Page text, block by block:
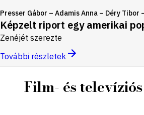
Presser Gábor – Adamis Anna – Déry Tibor
Képzelt riport egy amerikai
Zenéjét szerezte
További részletek
Film- és